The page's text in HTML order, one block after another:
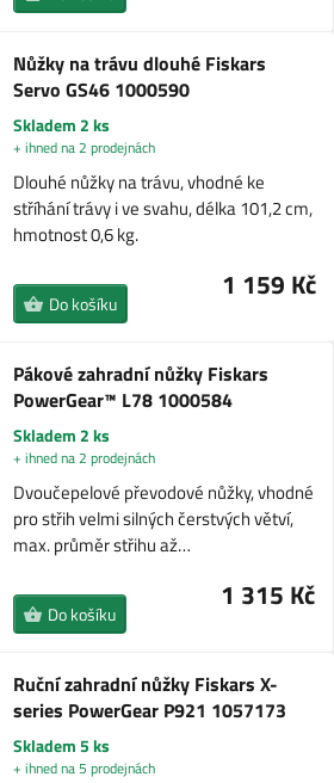
Nůžky na trávu dlouhé Fiskars
Servo GS46 1000590
Skladem 2 ks
+ ihned na 2 prodejnách
Dlouhé nůžky na trávu, vhodné ke
stříhání trávy i ve svahu, délka 101,2 cm,
hmotnost 0,6 kg.
1 159 Kč
Do košíku
Pákové zahradní nůžky Fiskars
PowerGear™ L78 1000584
Skladem 2 ks
+ ihned na 2 prodejnách
Dvoučepelové převodové nůžky, vhodné
pro střih velmi silných čerstvých větví,
max. průměr střihu až…
1 315 Kč
Do košíku
Ruční zahradní nůžky Fiskars X-
series PowerGear P921 1057173
Skladem 5 ks
+ ihned na 5 prodejnách